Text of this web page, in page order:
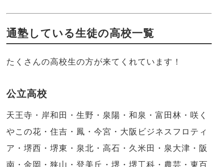
通塾している生徒の高校一覧
たくさんの高校生の方が来てくれています！
公立高校
天王寺・岸和田・生野・泉陽・和泉・富田林・咲く
やこの花・住吉・鳳・今宮・大阪ビジネスフロティ
ア・堺西・堺東・泉北・高石・久米田・泉大津・阪
南・金岡・狭山・登美丘・堺・堺工科・農芸・東百